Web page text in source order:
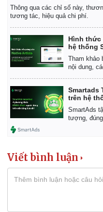
Pháp luật
Thông qua các chỉ số này,
tương tác, hiệu quả chi phí.
Hình thức
hệ thống
Tham khảo
nội dung,
Smartads
trên hệ
SmartAds
tượng,
Viết bình luận